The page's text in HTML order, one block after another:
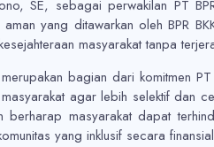
SE, sebagai perwakilan PT
yang ditawarkan oleh BPR
masyarakat tanpa
bagian dari komitmen
agar lebih selektif dan
berharap masyarakat dapat
yang inklusif secara